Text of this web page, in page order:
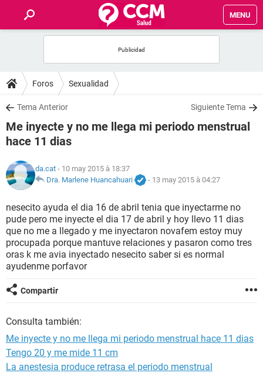
MENU
FORUMS
SALUD
FAMILIA
NUTRICIÓN
SEXUALIDAD
GLOSARIO
Foros Sexualidad
Tema Anterior Siguiente Tema
Me inyecte y no me llega mi periodo menstrual
hace 11 dias
da.cat - 10 may 2015 à 18:37
Dra. Marlene Huancahuari
- 13 may 2015 à 04:27
nesecito ayuda el dia 16 de abril tenia que inyectarme no
pude pero me inyecte el dia 17 de abril y hoy llevo 11 dias
que no me a llegado y me inyectaron novafem estoy muy
procupada porque mantuve relaciones y pasaron como tres
oras k me avia inyectado nesecito saber si es normal
ayudenme porfavor
Compartir
Consulta también:
Me inyecte y no me llega mi periodo menstrual hace 11 dias
Tengo 20 y me mide 11 cm
La anestesia produce retrasa el periodo menstrual